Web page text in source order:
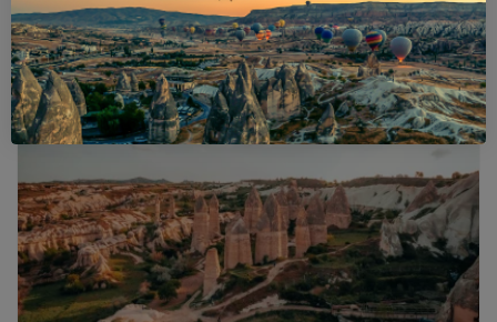
Artigos Populares da
Capadócia